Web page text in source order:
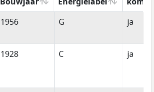
Bouwjaar Energielabel
kom
1956 G ja
1928 C ja